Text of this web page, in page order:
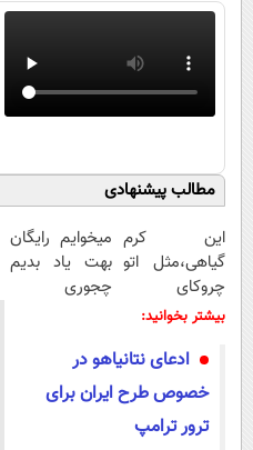
مطالب پیشنهادی
این کرم
گیاهی،مثل اتو
چروکای
پوستتوصاف
میخوایم رایگان
بهت یاد بدیم
چجوری
مجانیه
بیشتر بخوانید:
ادعای نتانیاهو در
خصوص طرح ایران برای
ترور ترامپ